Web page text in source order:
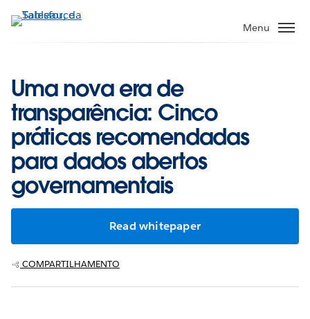
Pular
para
Menu
Uma nova era de
transparência: Cinco
práticas recomendadas
para dados abertos
governamentais
Read whitepaper
COMPARTILHAMENTO